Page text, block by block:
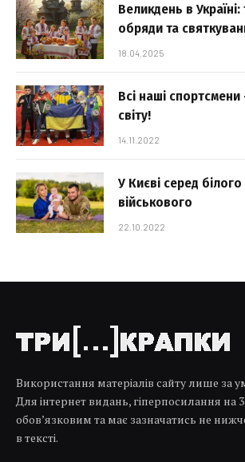
Великдень в Україні:
обряди та
18.04.2025
Всі наші
світу!
14.11.2022
У Києві серед
військового
22.10.2022
Використання матеріалів сайту лише за
Для інтернет видань, гіперпосилання на
обов’язковим та має зазначатись не
в тексті.